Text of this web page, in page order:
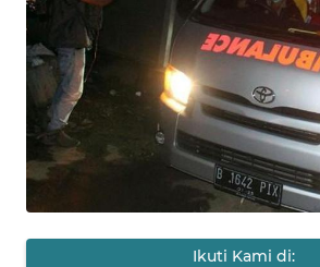
Ikuti Kami di:
SAINS-TEKNO
KESEHATAN
INTERNASIONAL